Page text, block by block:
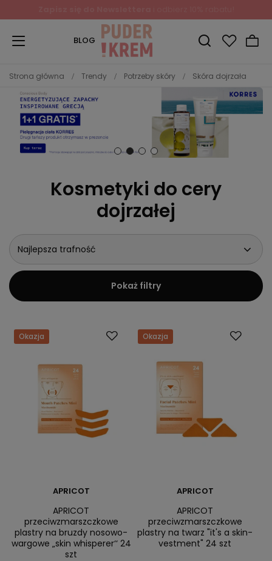
BLOG
Strona główna Trendy Potrzeby skóry Skóra dojrzała
Kosmetyki do cery
dojrzałej
Najlepsza trafność
Pokaż filtry
Okazja
APRICOT
APRICOT
przeciwzmarszczkowe
plastry na bruzdy nosowo-
wargowe „skin whisperer‘‘ 24
szt
Okazja
APRICOT
APRICOT
przeciwzmarszczkowe
plastry na twarz "it's a skin-
vestment" 24 szt